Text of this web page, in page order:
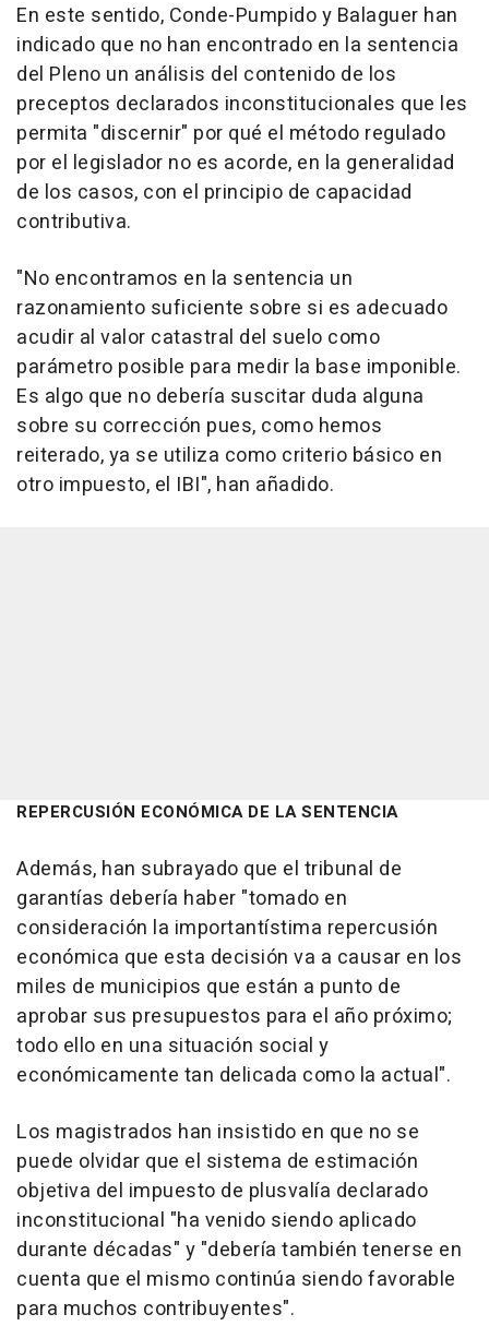
En este sentido, Conde-Pumpido y Balaguer han
indicado que no han encontrado en la sentencia
del Pleno un análisis del contenido de los
preceptos declarados inconstitucionales que les
permita "discernir" por qué el método regulado
por el legislador no es acorde, en la generalidad
de los casos, con el principio de capacidad
contributiva.
"No encontramos en la sentencia un
razonamiento suficiente sobre si es adecuado
acudir al valor catastral del suelo como
parámetro posible para medir la base imponible.
Es algo que no debería suscitar duda alguna
sobre su corrección pues, como hemos
reiterado, ya se utiliza como criterio básico en
otro impuesto, el IBI", han añadido.
REPERCUSIÓN ECONÓMICA DE LA SENTENCIA
Además, han subrayado que el tribunal de
garantías debería haber "tomado en
consideración la importantístima repercusión
económica que esta decisión va a causar en los
miles de municipios que están a punto de
aprobar sus presupuestos para el año próximo;
todo ello en una situación social y
económicamente tan delicada como la actual".
Los magistrados han insistido en que no se
puede olvidar que el sistema de estimación
objetiva del impuesto de plusvalía declarado
inconstitucional "ha venido siendo aplicado
durante décadas" y "debería también tenerse en
cuenta que el mismo continúa siendo favorable
para muchos contribuyentes".